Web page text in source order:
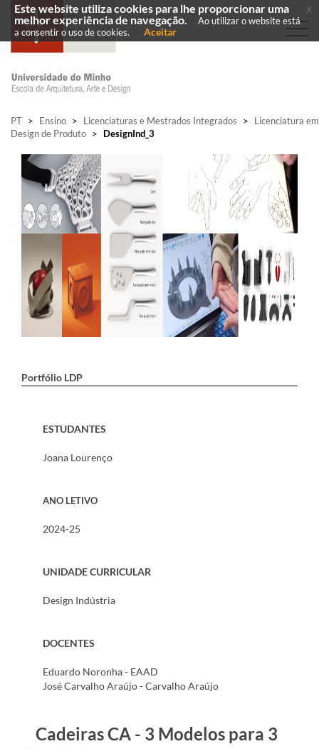
PT > Ensino > Licenciaturas e Mestrados Integrados >
Licenciatura em
Design de Produto > DesignInd_3
Portfólio LDP
ESTUDANTES
Joana Lourenço
ANO LETIVO
2024-25
UNIDADE CURRICULAR
Design Indústria
DOCENTES
Eduardo Noronha - EAAD
José Carvalho Araújo - Carvalho Araújo
Cadeiras CA - 3 Modelos para 3
Este website utiliza cookies para lhe proporcionar uma
melhor experiência de navegação.
Ao utilizar o website está
a consentir o uso de cookies.
Aceitar
x